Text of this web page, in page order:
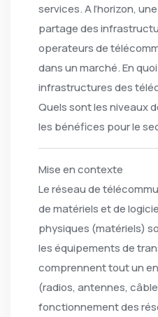
services. A l’horizon,
partage des
operateurs de
dans un marché. En
infrastructures des
Quels sont les niveaux
les bénéfices pour le
Mise en contexte
Le réseau de
de matériels et de
physiques (matériels)
les équipements de
comprennent tout un
(radios, antennes,
fonctionnement des